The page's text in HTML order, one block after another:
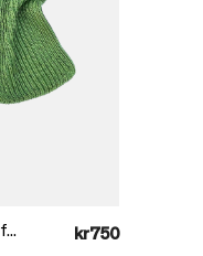
kr750